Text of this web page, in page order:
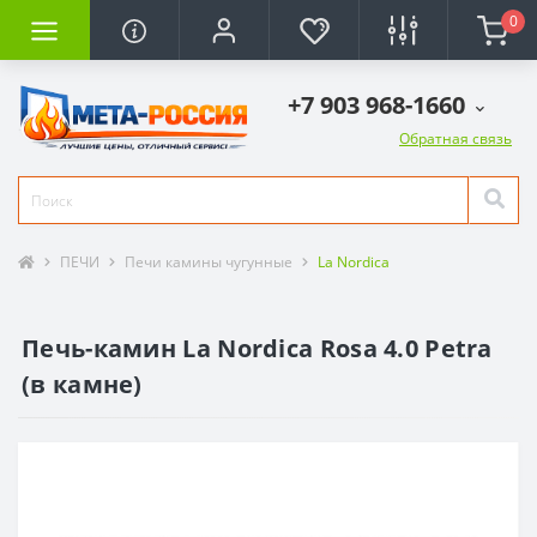
0
+7 903 968-1660
Обратная связь
ПЕЧИ Печи камины чугунные La Nordica
Печь-камин La Nordica Rosa 4.0 Petra
(в камне)